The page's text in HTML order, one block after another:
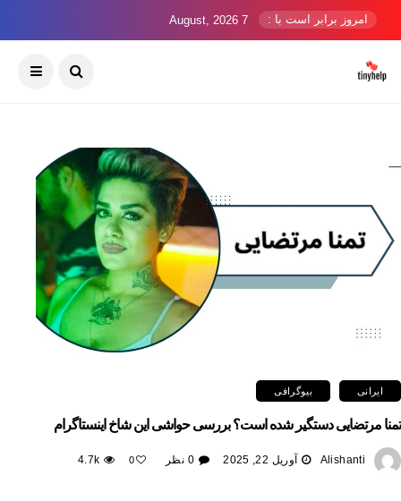
امروز برابر است با : 7 August, 2026
ایرانی بیوگرافی
تمنا مرتضایی دستگیر شده است؟ بررسی حواشی این شاخ اینستاگرام
Alishanti آوریل 22, 2025 0 نظر 0
4.7k